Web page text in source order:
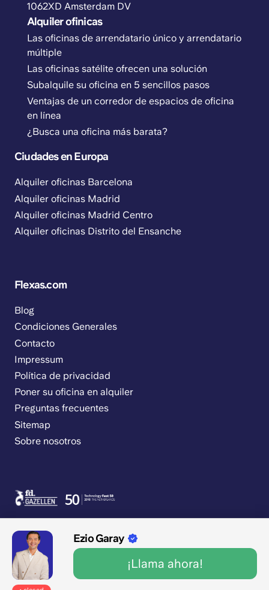
Ezio Garay
¡Llama ahora!
1062XD Amsterdam DV
Alquiler ofinicas
Las oficinas de arrendatario único y arrendatario
múltiple
Las oficinas satélite ofrecen una solución
Subalquile su oficina en 5 sencillos pasos
Ventajas de un corredor de espacios de oficina
en línea
¿Busca una oficina más barata?
Ciudades en Europa
Alquiler oficinas Barcelona
Alquiler oficinas Madrid
Alquiler oficinas Madrid Centro
Alquiler oficinas Distrito del Ensanche
Flexas.com
Blog
Condiciones Generales
Contacto
Impressum
Política de privacidad
Poner su oficina en alquiler
Preguntas frecuentes
Sitemap
Sobre nosotros
9.1/10 1545 críticas